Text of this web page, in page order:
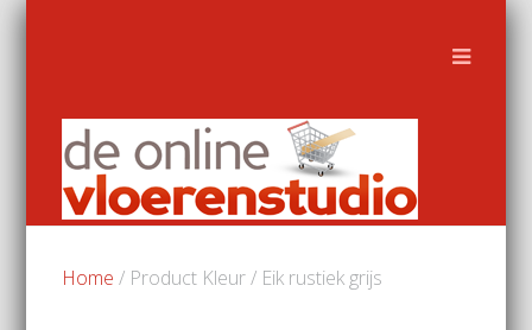
Home / Product Kleur / Eik rustiek grijs